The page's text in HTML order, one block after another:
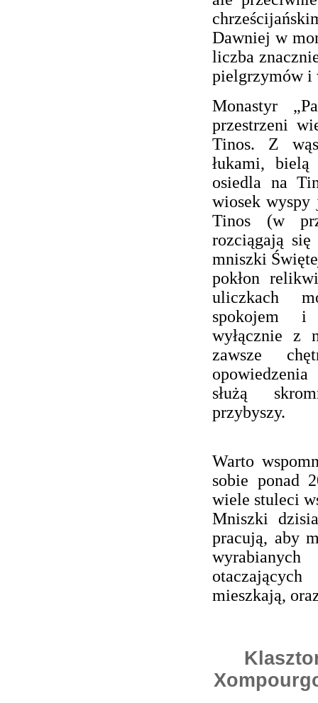
Dawniej w
liczba
pielgrzymów i
Monastyr
przestrzeni
Tinos. Z
łukami, bielą
osiedla na
wiosek wyspy
Tinos (w
rozciągają
mniszki
pokłon
uliczkach
spokojem i
wyłącznie z
zawsze
służą
przybyszy.
Warto
sobie ponad
wiele stuleci
Mniszki
pracują, aby
mieszkają,